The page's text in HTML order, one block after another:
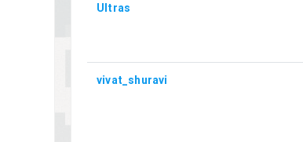
Ultras
vivat_shuravi